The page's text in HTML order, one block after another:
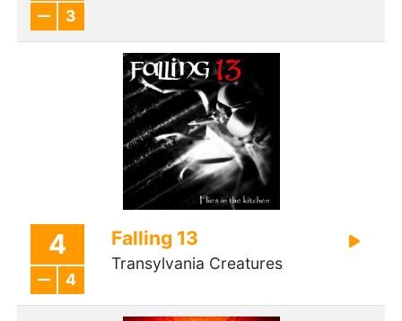
3
4
4
Falling 13
Transylvania Creatures